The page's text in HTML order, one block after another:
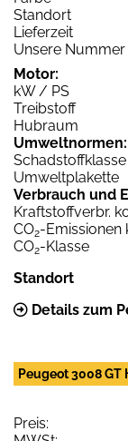
Standort
Lieferzeit
Unsere Nummer
Motor:
kW / PS
Treibstoff
Hubraum
Umweltnormen:
Schadstoffklasse
Umweltplakette
Verbrauch und
Kraftstoffverbr.
CO2-Emissionen
CO2-Klasse
Standort
Details zum
Peugeot 3008 GT
Preis: